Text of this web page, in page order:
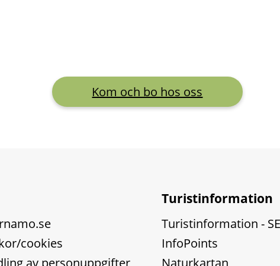
Kom och bo hos oss
cookies
av personuppgifter
Turistinformation
Turistinformation - SE
InfoPoints
Naturkartan